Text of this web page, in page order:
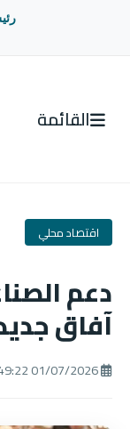
القائمة
اقتصاد محلي
دعم
آفاق